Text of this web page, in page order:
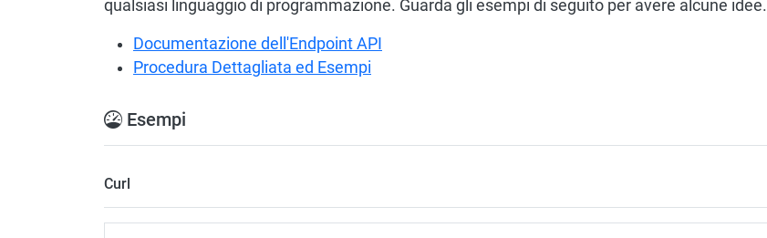
qualsiasi linguaggio di programmazione. Guarda gli esempi di seguito per avere alcune idee.
Documentazione dell'Endpoint API
Procedura Dettagliata ed Esempi
Esempi
Curl